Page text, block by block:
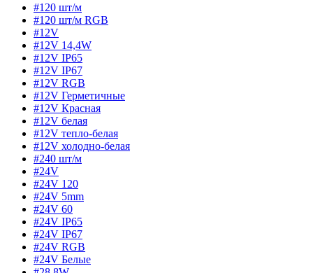
#120 шт/м
#120 шт/м RGB
#12V
#12V 14,4W
#12V IP65
#12V IP67
#12V RGB
#12V Герметичные
#12V Красная
#12V белая
#12V тепло-белая
#12V холодно-белая
#240 шт/м
#24V
#24V 120
#24V 5mm
#24V 60
#24V IP65
#24V IP67
#24V RGB
#24V Белые